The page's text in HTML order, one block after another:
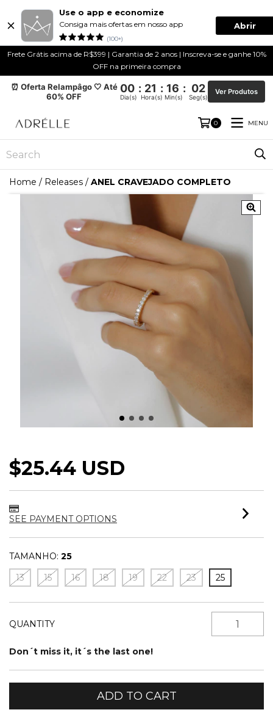
Use o app e economize
Consiga mais ofertas em nosso app
(100+)
Abrir
Frete Grátis acima de R$399 | Garantia de 2 anos | Inscreva-se e ganhe 10%
OFF na primeira compra
⏰ Oferta Relampâgo 🤍 Até
60% OFF
00 : 21 : 16 : 02
Dia(s) Hora(s) Min(s) Seg(s)
Ver Produtos
0 MENU
Home / Releases / ANEL CRAVEJADO COMPLETO
$25.44 USD
SEE PAYMENT OPTIONS
TAMANHO: 25
13
15 16 18 19 22 23 25
QUANTITY
Don´t miss it, it´s the last one!